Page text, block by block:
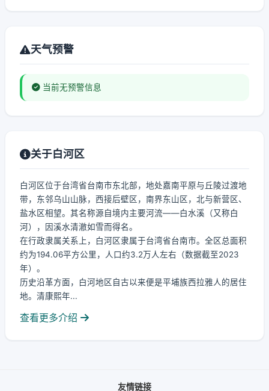
天气预警
当前无预警信息
关于白河区
白河区位于台湾省台南市东北部，地处嘉南平原与丘陵过渡地
带，东邻乌山山脉，西接后壁区，南界东山区，北与新营区、
盐水区相望。其名称源自境内主要河流——白水溪（又称白
河），因溪水清澈如雪而得名。
在行政隶属关系上，白河区隶属于台湾省台南市。全区总面积
约为194.06平方公里，人口约3.2万人左右（数据截至2023
年）。
历史沿革方面，白河地区自古以来便是平埔族西拉雅人的居住
地。清康熙年...
查看更多介绍
友情链接